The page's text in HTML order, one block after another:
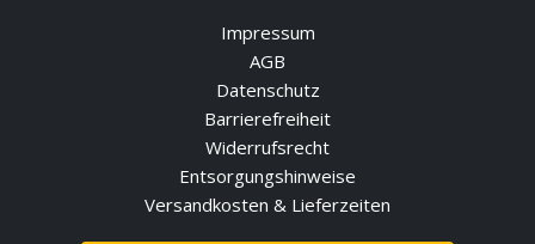
Impressum
AGB
Datenschutz
Barrierefreiheit
Widerrufsrecht
Entsorgungshinweise
Versandkosten & Lieferzeiten